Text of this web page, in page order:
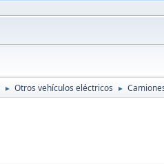
► Otros vehículos eléctricos ►